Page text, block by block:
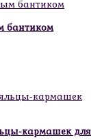
бантиком
кармашек для